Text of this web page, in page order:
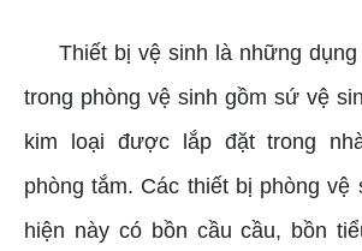
Thiết bị vệ sinh là những
trong phòng vệ sinh gồm sứ vệ
kim loại được lắp đặt trong
phòng tắm. Các thiết bị phòng vệ
hiện này có bồn cầu cầu, bồn